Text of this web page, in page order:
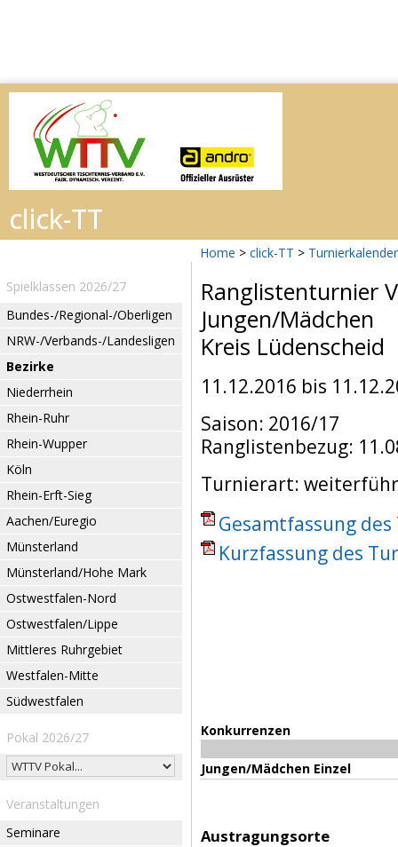
Home > click-TT > Turnierkalender
Spielklassen 2026/27
Bundes-/Regional-/Oberligen
NRW-/Verbands-/Landesligen
Bezirke
Niederrhein
Rhein-Ruhr
Rhein-Wupper
Köln
Rhein-Erft-Sieg
Aachen/Euregio
Münsterland
Münsterland/Hohe Mark
Ostwestfalen-Nord
Ostwestfalen/Lippe
Mittleres Ruhrgebiet
Westfalen-Mitte
Südwestfalen
Pokal 2026/27
Veranstaltungen
Seminare
Ranglistenturnier
Jungen/Mädchen
Kreis Lüdenscheid
11.12.2016 bis
Saison: 2016/17
Ranglistenbezug:
Turnierart:
Gesamtfassung
Kurzfassung des
Konkurrenzen
Jungen/Mädchen Einzel
Austragungsorte